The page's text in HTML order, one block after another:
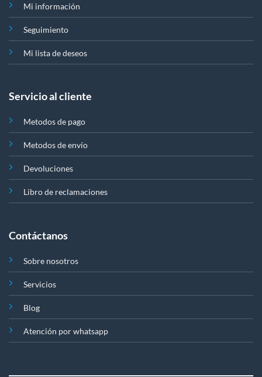
Mi información
Seguimiento
Mi lista de deseos
Servicio al cliente
Metodos de pago
Metodos de envío
Devoluciones
Libro de reclamaciones
Contáctanos
Sobre nosotros
Servicios
Blog
Atención por whatsapp